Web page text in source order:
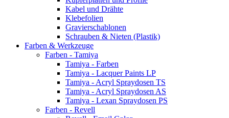
Kabel und Drähte
Klebefolien
Gravierschablonen
Schrauben & Nieten (Plastik)
Farben & Werkzeuge
Farben - Tamiya
Tamiya - Farben
Tamiya - Lacquer Paints LP
Tamiya - Acryl Spraydosen TS
Tamiya - Acryl Spraydosen AS
Tamiya - Lexan Spraydosen PS
Farben - Revell